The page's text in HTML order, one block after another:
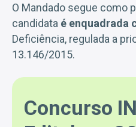
O Mandado segue como
candidata é enquadrada
Deficiência, regulada a
13.146/2015.
Concurso